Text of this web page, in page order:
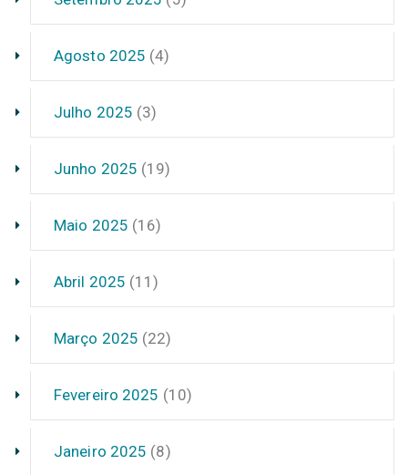
Agosto 2025 (4)
Julho 2025 (3)
Junho 2025 (19)
Maio 2025 (16)
Abril 2025 (11)
Março 2025 (22)
Fevereiro 2025 (10)
Janeiro 2025 (8)